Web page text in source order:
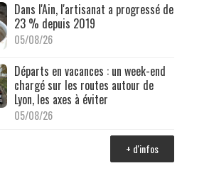
Dans l'Ain, l'artisanat a progressé de
23 % depuis 2019
05/08/26
Départs en vacances : un week-end
chargé sur les routes autour de
Lyon, les axes à éviter
05/08/26
+ d'infos